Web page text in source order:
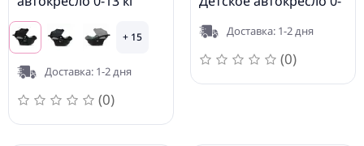
+ 15
Доставка: 1-2 дня
(0)
Доставка: 1-2 дня
(0)